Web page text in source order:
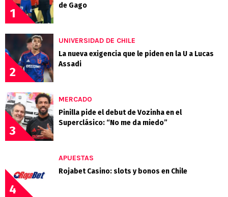
1
de Gago
2
UNIVERSIDAD DE CHILE
La nueva exigencia que le piden en la U a Lucas
Assadi
3
MERCADO
Pinilla pide el debut de Vozinha en el
Superclásico: “No me da miedo”
4
APUESTAS
Rojabet Casino: slots y bonos en Chile